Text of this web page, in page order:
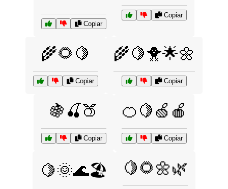
Copiar
Copiar
🌾🌻🍋
Copiar
🌾🍋🐥🌟🌼
Copiar
🍇🍒🍑
Copiar
🍊🍋🍏🍎
Copiar
🍋🌞🌊🏖️ 🍋🌻🌼🌿